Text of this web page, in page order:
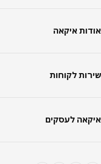
איקאה
לקוחות
לעסקים